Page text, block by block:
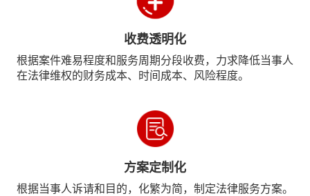
收费透明化
根据案件难易程度和服务周期分段收费，力求降低当事人
在法律维权的财务成本、时间成本、风险程度。
方案定制化
根据当事人诉请和目的，化繁为简，制定法律服务方案。